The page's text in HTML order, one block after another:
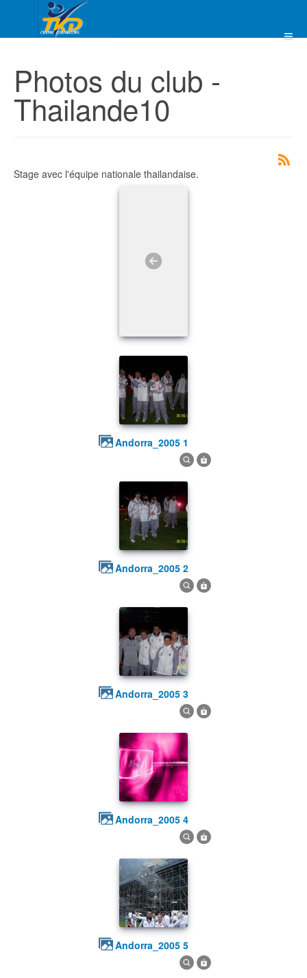
Photos du club -
Thailande10
Stage avec l'équipe nationale thailandaise.
andorra_2005 1
andorra_2005 2
andorra_2005 3
andorra_2005 4
andorra_2005 5